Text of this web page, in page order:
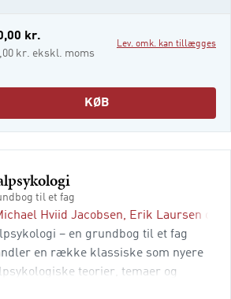
serviceniveauet v
kr.
kr. ekskl. moms
Lev. omk. kan tillægges
KØB
til et fag
Hviid Jacobsen, Erik Laursen og
– en grundbog til et fag
en række klassiske som nyere
teorier, temaer og